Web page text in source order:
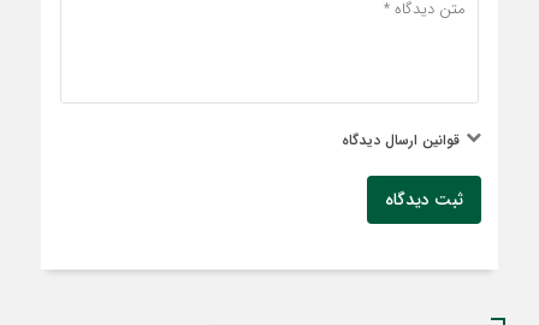
قوانین ارسال دیدگاه
ثبت دیدگاه